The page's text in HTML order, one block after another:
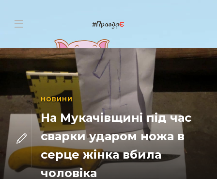
НОВИНИ
На Мукачівщині під час
сварки ударом ножа в
серце жінка вбила
чоловіка